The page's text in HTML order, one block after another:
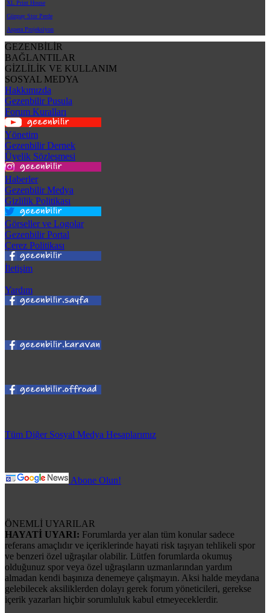
XL Print House
Günpay Stor Perde
Aspera Projeksiyon
GEZENBİLİR
BAĞLANTILAR
GİZLİLİK VE KULLANIM
SOSYAL MEDYA
Hakkımızda
Gezenbilir Pusula
Forum Kuralları
Yönetim
Gezenbilir Dernek
Üyelik Sözleşmesi
Haberler
Gezenbilir Medya
Gizlilik Politikası
Görseller ve Logolar
Gezenbilir Portal
Çerez Politikası
İletişim
Yardım
Tüm Diğer Sosyal Medya Hesaplarımız
Abone Olun!
ÖNEMLİ UYARILAR
HAYATİ UYARI: Forumlarda yer alan tüm konular sadece
referans amaçlıdır ve içeriklerinde hayati risk taşıyan tehlikeli spor
ve benzeri özel uğraşılar olabilir. Lütfen forumlarda okumuş
olduğunuz spor veya özel uğraşıların uzmanlarından yardım
almadan kendi başınıza denemeye çalışmayın. Aksi halde meydana
gelebilecek aksiliklerden dolayı gerek forum yöneticileri, gerekse
içerik yazarları hiçbir sorumluluk kabul etmeyeceklerdir.